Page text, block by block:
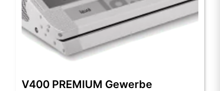
V400 PREMIUM Gewerbe